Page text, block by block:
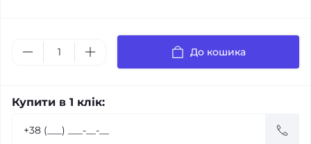
До кошика
Купити в 1 клік: